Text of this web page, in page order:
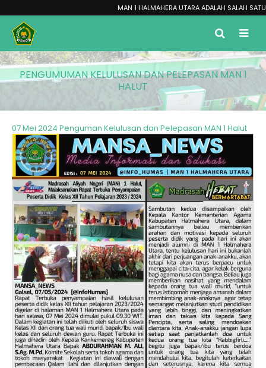
MAN 1 HALMAHERA UTARA ADALAH SALAH SATU
PENGUMUMAN KELULUSAN DAN PELEPASAN MAN 1
HALUT
07 Mei 2024 Penguman Kelulusan dan Pelepasan MAN 1 Halut